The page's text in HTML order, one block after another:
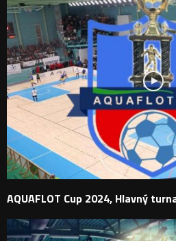
AQUAFLOT Cup 2024, Hlavný